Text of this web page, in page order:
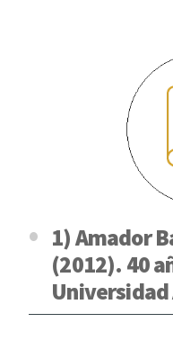
1) Amador
(2012). 40
Universidad